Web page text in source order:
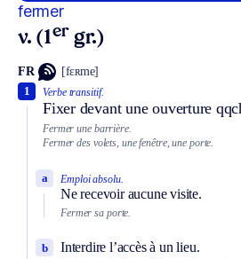
fermer
v. (1er gr.)
FR [fɛʀme]
Verbe transitif.
Fixer devant une ouverture
1
Fermer une barrière.
Fermer des volets, une fenêtre, une porte.
Emploi absolu.
Ne recevoir aucune visite.
a
Fermer sa porte.
Interdire l’accès à un lieu.
b